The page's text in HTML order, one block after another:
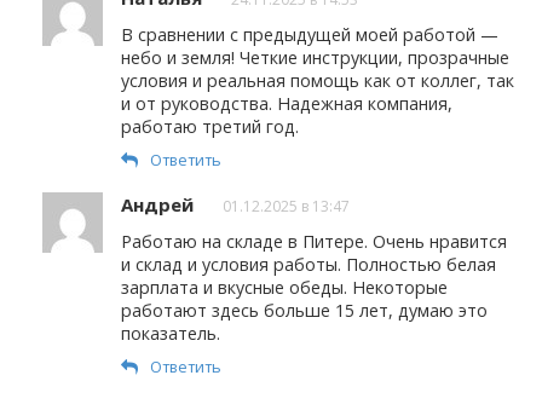
В сравнении с предыдущей моей работой —
небо и земля! Четкие инструкции, прозрачные
условия и реальная помощь как от коллег, так
и от руководства. Надежная компания,
работаю третий год.
Ответить
Андрей 01.12.2025 в 13:47
Работаю на складе в Питере. Очень нравится
и склад и условия работы. Полностью белая
зарплата и вкусные обеды. Некоторые
работают здесь больше 15 лет, думаю это
показатель.
Ответить